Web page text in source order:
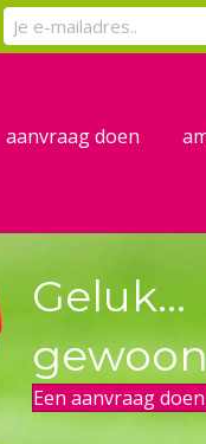
aanvraag doen
Geluk...
Een aanvraag